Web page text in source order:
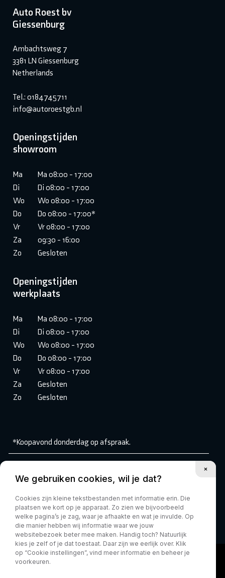
Auto Roest bv
Giessenburg
Ambachtsweg 7
3381 LN Giessenburg
Netherlands
Tel.: 0184745711
info@autoroestgb.nl
Openingstijden
showroom
Ma
Ma 08:00 - 17:00
Di
Di 08:00 - 17:00
Wo
Wo 08:00 - 17:00
Do
Do 08:00 - 17:00*
Vr
Vr 08:00 - 17:00
Za
09:30 - 16:00
Zo
Gesloten
Openingstijden
werkplaats
Ma
Ma 08:00 - 17:00
Di
Di 08:00 - 17:00
Wo
Wo 08:00 - 17:00
Do
Do 08:00 - 17:00
Vr
Vr 08:00 - 17:00
Za
Gesloten
Zo
Gesloten
*Koopavond donderdag op afspraak.
Volg ons:
We gebruiken cookies, wil je dat?
Cookies zijn kleine tekstbestanden met informatie erin. Die
plaatsen we kort op je apparaat. Zo zien we bijvoorbeeld
welke pagina’s je zag, waar je afhaakte en wat je invulde. Op
die manier hebben wij informatie waar we jouw
websitebezoek beter mee maken. Handig toch? Natuurlijk
kies je zelf of je dat toestaat. Daar zijn we eerlijk over. Klik
op “Cookie instellingen”, vind meer informatie en beheer je
voorkeuren.